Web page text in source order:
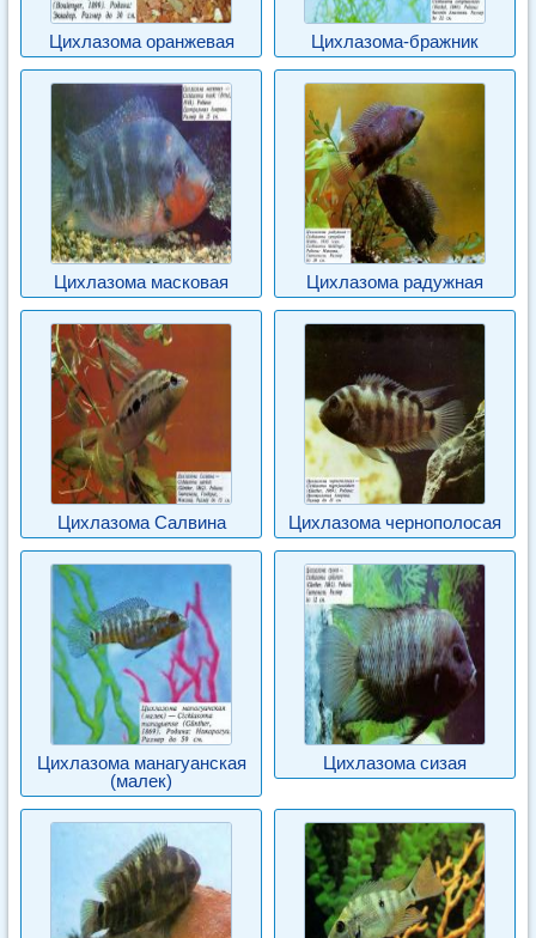
Цихлазома оранжевая Цихлазома-бражник
Цихлазома масковая Цихлазома радужная
Цихлазома Салвина Цихлазома чернополосая
Цихлазома манагуанская
(малек)
Цихлазома сизая